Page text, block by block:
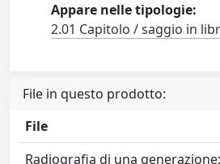
Appare nelle tipologie:
2.01 Capitolo / saggio in
File in questo prodotto:
File
Radiografia di una